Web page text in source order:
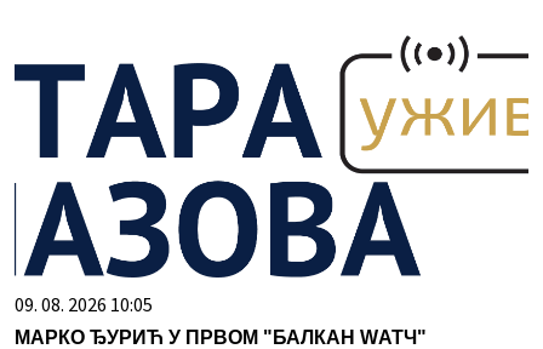
09. 08. 2026 10:05
МАРКО ЂУРИЋ У ПРВОМ "БАЛКАН WАТЧ"